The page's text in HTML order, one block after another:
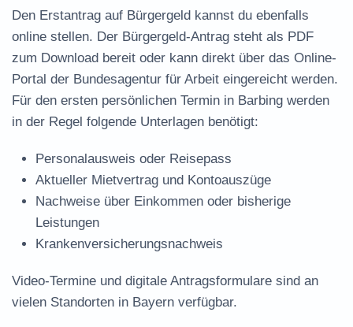
Den Erstantrag auf Bürgergeld kannst du ebenfalls
online stellen. Der Bürgergeld-Antrag steht als PDF
zum Download bereit oder kann direkt über das Online-
Portal der Bundesagentur für Arbeit eingereicht werden.
Für den ersten persönlichen Termin in Barbing werden
in der Regel folgende Unterlagen benötigt:
Personalausweis oder Reisepass
Aktueller Mietvertrag und Kontoauszüge
Nachweise über Einkommen oder bisherige
Leistungen
Krankenversicherungsnachweis
Video-Termine und digitale Antragsformulare sind an
vielen Standorten in Bayern verfügbar.